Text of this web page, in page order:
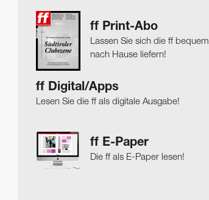
ff Print-Abo
Lassen Sie sich die ff bequem
nach Hause liefern!
ff Digital/Apps
Lesen Sie die ff als digitale Ausgabe!
ff E-Paper
Die ff als E-Paper lesen!